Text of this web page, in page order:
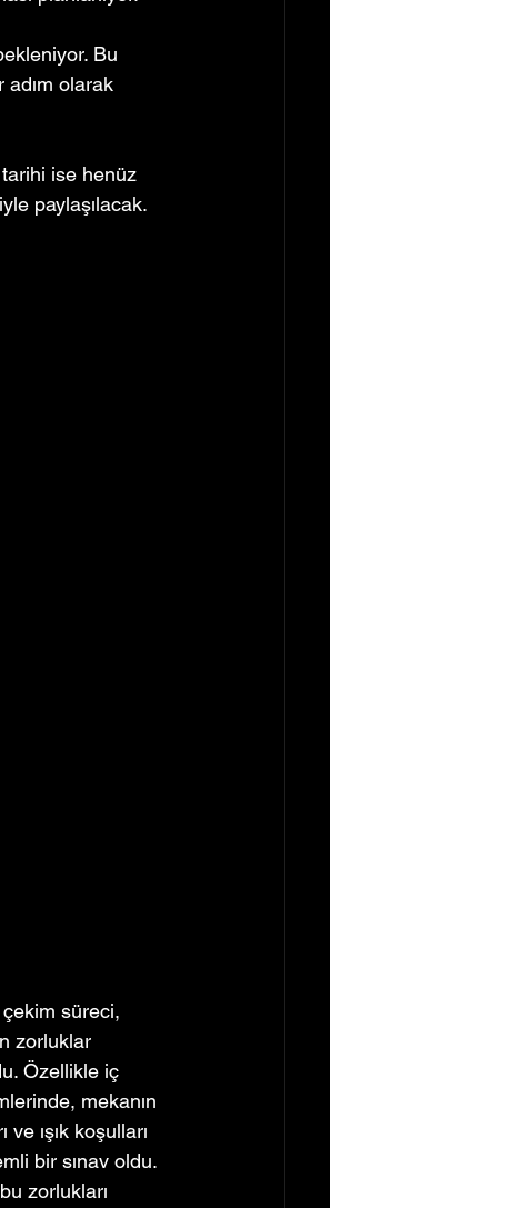
Bu
adım olarak
tarihi ise henüz
paylaşılacak.
çekim süreci,
zorluklar
Özellikle iç
mekanın
ve ışık koşulları
bir sınav oldu.
zorlukları